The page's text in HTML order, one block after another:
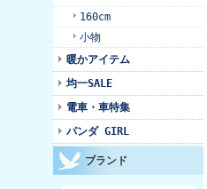
160cm
小物
暖かアイテム
均一SALE
電車・車特集
パンダ GIRL
ブランド